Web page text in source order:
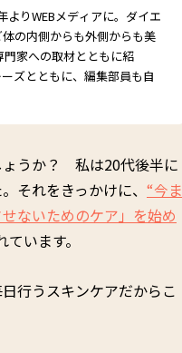
りWEBメディアに。ダイエ
の内側からも外側からも美
家への取材とともに紹
ズとともに、編集部員も自
ょうか？ 私は20代後半に
それをきっかけに、 “今ま
ないためのケア」を始め
います。
行うスキンケアだからこ